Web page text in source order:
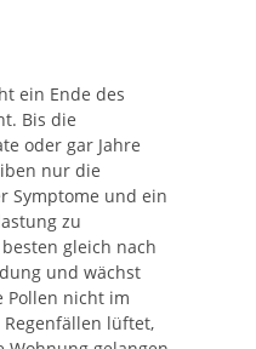
ein Ende des
Bis die
oder gar Jahre
nur die
Symptome und ein
zu
gleich nach
und wächst
Pollen nicht im
lüftet,